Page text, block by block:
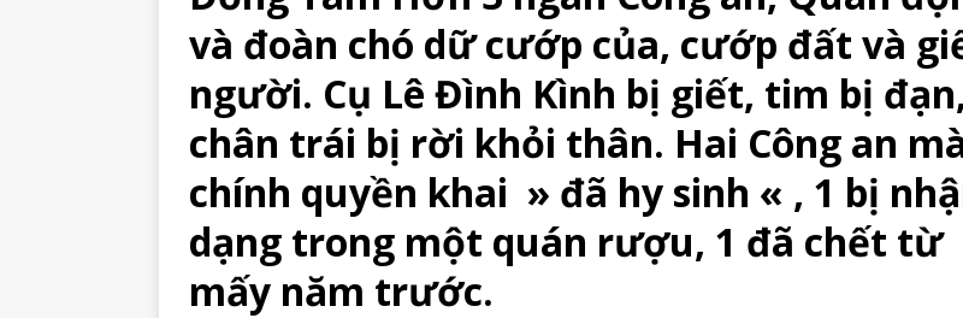
và đoàn chó dữ cướp của, cướp đất và
người. Cụ Lê Đình Kình bị giết, tim bị đạn,
chân trái bị rời khỏi thân. Hai Công an
chính quyền khai » đã hy sinh « , 1 bị
dạng trong một quán rượu, 1 đã chết từ
mấy năm trước.